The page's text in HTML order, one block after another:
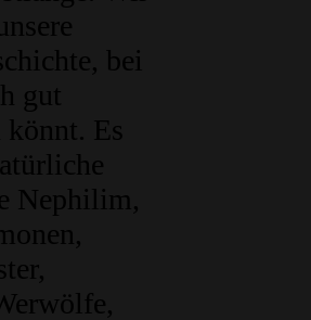
bei
gut
Es
Nephilim,